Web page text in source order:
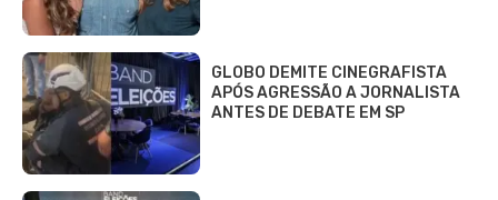
GLOBO DEMITE CINEGRAFISTA
APÓS AGRESSÃO A JORNALISTA
ANTES DE DEBATE EM SP